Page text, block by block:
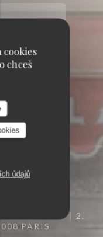
chceš
údajů
EMPORTER
2,
PARIS